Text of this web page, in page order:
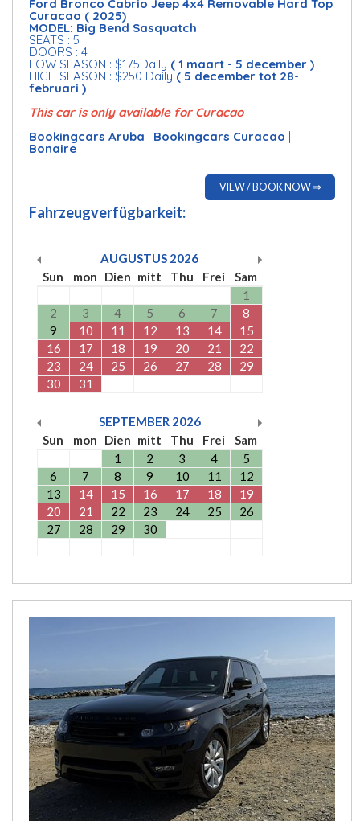
Ford Bronco Cabrio Jeep 4x4 Removable Hard Top
Curacao ( 2025)
MODEL: Big Bend Sasquatch
SEATS : 5
DOORS : 4
LOW SEASON : $175Daily ( 1 maart - 5 december )
HIGH SEASON : $250 Daily( 5 december tot 28-
februari )
This car is only available for Curacao
Bookingcars Aruba | Bookingcars Curacao |
Bonaire
VIEW / BOOK NOW ⇒
Fahrzeugverfügbarkeit:
AUGUSTUS 2026
Sun
mon Dien mitt Thu Frei
Sam
1
2
3 4 5 6 7
8
9
10 11 12 13 14
15
16
17 18 19 20 21
22
23
24 25 26 27 28
29
30
31
SEPTEMBER 2026
Sun
mon Dien mitt Thu Frei
Sam
1
2 3 4
5
6
7 8 9 10 11
12
13
14 15 16 17 18
19
20
21 22 23 24 25
26
27
28 29 30